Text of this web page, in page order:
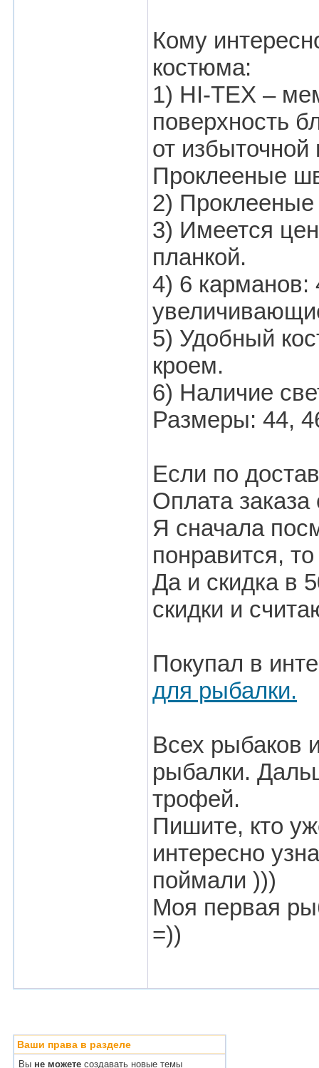
Кому
костюма:
1) HI-TEX –
поверхность
от избыточной
Проклееные
2)
3) Имеется
планкой.
4) 6 карманов:
5) Удобный
кроем.
6) Наличие
Размеры: 44,
Если по
Оплата
Я сначала
понравится,
Да и скидка в
скидки и
Покупал в
для рыбалки.
Всех рыбаков
рыбалки.
трофей.
Пишите, кто
интересно
поймали )))
Моя первая
=))
Ваши права в разделе
Вы не можете создавать новые темы